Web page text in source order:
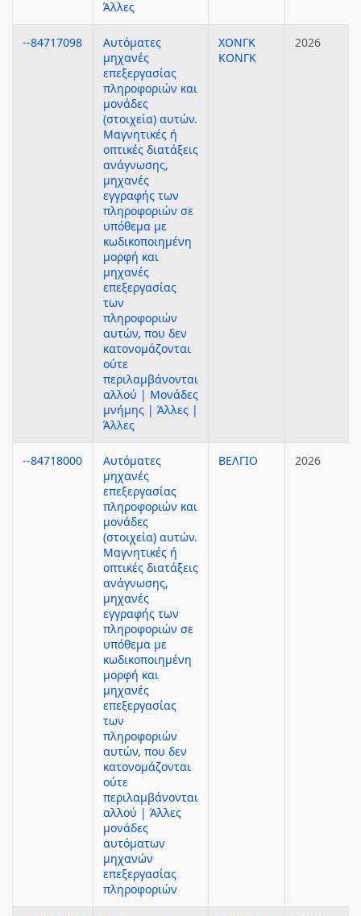
Άλλες
--84717098
Αυτόματες
μηχανές
επεξεργασίας
πληροφοριών και
μονάδες
(στοιχεία) αυτών.
Μαγνητικές ή
οπτικές διατάξεις
ανάγνωσης,
μηχανές
εγγραφής των
πληροφοριών σε
υπόθεμα με
κωδικοποιημένη
μορφή και
μηχανές
επεξεργασίας
των
πληροφοριών
αυτών, που δεν
κατονομάζονται
ούτε
περιλαμβάνονται
αλλού | Μονάδες
μνήμης | Άλλες |
Άλλες
ΧΟΝΓΚ
ΚΟΝΓΚ
2026
--84718000
Αυτόματες
μηχανές
επεξεργασίας
πληροφοριών και
μονάδες
(στοιχεία) αυτών.
Μαγνητικές ή
οπτικές διατάξεις
ανάγνωσης,
μηχανές
εγγραφής των
πληροφοριών σε
υπόθεμα με
κωδικοποιημένη
μορφή και
μηχανές
επεξεργασίας
των
πληροφοριών
αυτών, που δεν
κατονομάζονται
ούτε
περιλαμβάνονται
αλλού | Άλλες
μονάδες
αυτόματων
μηχανών
επεξεργασίας
πληροφοριών
ΒΕΛΓΙΟ 2026